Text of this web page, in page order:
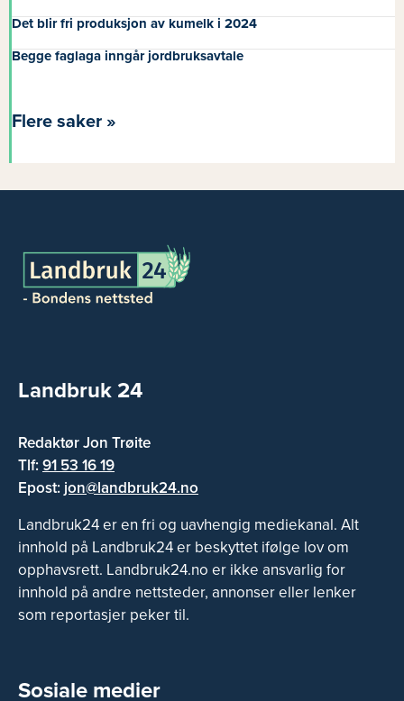
Det blir fri produksjon av kumelk i 2024
Begge faglaga inngår jordbruksavtale
Flere saker »
Landbruk 24
Redaktør Jon Trøite
Tlf:91 53 16 19
Epost: jon@landbruk24.no
Landbruk24 er en fri og uavhengig mediekanal. Alt
innhold på Landbruk24 er beskyttet ifølge lov om
opphavsrett. Landbruk24.no er ikke ansvarlig for
innhold på andre nettsteder, annonser eller lenker
som reportasjer peker til.
Sosiale medier